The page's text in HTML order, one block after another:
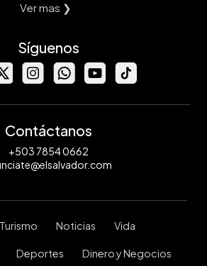
Ver mas ❯
Síguenos
Contáctanos
+503 7854 0662
Turismo Noticias Vida
Deportes Dinero y Negocios